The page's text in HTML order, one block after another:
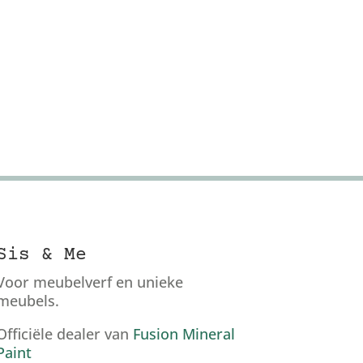
& Me
meubelverf en unieke
dealer van Fusion Mineral